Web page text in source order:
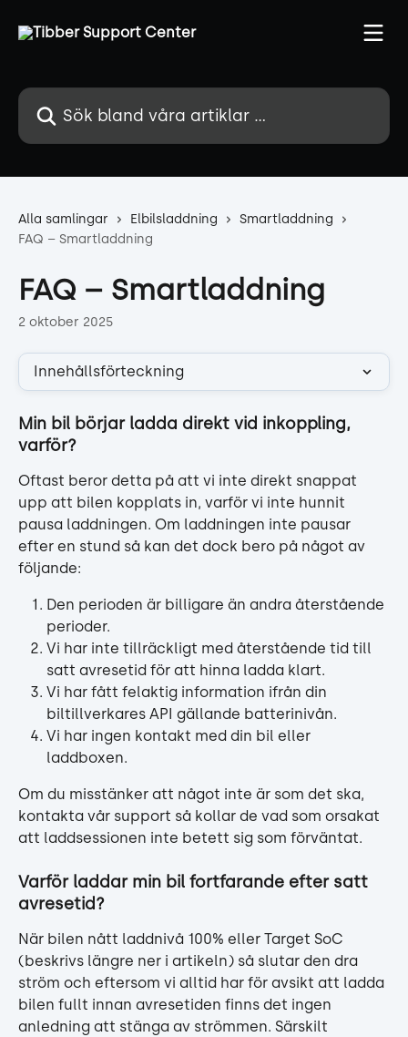
Sök bland våra artiklar …
Alla samlingar Elbilsladdning
Smartladdning
FAQ – Smartladdning
FAQ – Smartladdning
2 oktober 2025
Innehållsförteckning
Min bil börjar ladda direkt vid inkoppling,
varför?
Oftast beror detta på att vi inte direkt snappat
upp att bilen kopplats in, varför vi inte hunnit
pausa laddningen. Om laddningen inte pausar
efter en stund så kan det dock bero på något av
följande:
Den perioden är billigare än andra återstående
perioder.
Vi har inte tillräckligt med återstående tid till
satt avresetid för att hinna ladda klart.
Vi har fått felaktig information ifrån din
biltillverkares API gällande batterinivån.
Vi har ingen kontakt med din bil eller
laddboxen.
Om du misstänker att något inte är som det ska,
kontakta vår support så kollar de vad som orsakat
att laddsessionen inte betett sig som förväntat.
Varför laddar min bil fortfarande efter satt
avresetid?
När bilen nått laddnivå 100% eller Target SoC
(beskrivs längre ner i artikeln) så slutar den dra
ström och eftersom vi alltid har för avsikt att ladda
bilen fullt innan avresetiden finns det ingen
anledning att stänga av strömmen. Särskilt